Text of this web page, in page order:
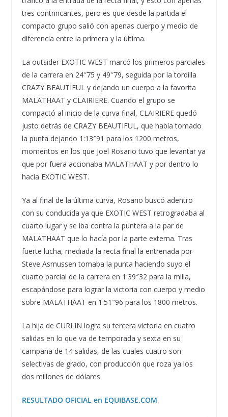
tres contrincantes, pero es que desde la partida el
compacto grupo salió con apenas cuerpo y medio de
diferencia entre la primera y la última.
La outsider EXOTIC WEST marcó los primeros parciales
de la carrera en 24″75 y 49″79, seguida por la tordilla
CRAZY BEAUTIFUL y dejando un cuerpo a la favorita
MALATHAAT y CLAIRIERE. Cuando el grupo se
compactó al inicio de la curva final, CLAIRIERE quedó
justo detrás de CRAZY BEAUTIFUL, que había tomado
la punta dejando 1:13″91 para los 1200 metros,
momentos en los que Joel Rosario tuvo que levantar ya
que por fuera accionaba MALATHAAT y por dentro lo
hacía EXOTIC WEST.
Ya al final de la última curva, Rosario buscó adentro
con su conducida ya que EXOTIC WEST retrogradaba al
cuarto lugar y se iba contra la puntera a la par de
MALATHAAT que lo hacía por la parte externa. Tras
fuerte lucha, mediada la recta final la entrenada por
Steve Asmussen tomaba la punta haciendo suyo el
cuarto parcial de la carrera en 1:39″32 para la milla,
escapándose para lograr la victoria con cuerpo y medio
sobre MALATHAAT en 1:51″96 para los 1800 metros.
La hija de CURLIN logra su tercera victoria en cuatro
salidas en lo que va de temporada y sexta en su
campaña de 14 salidas, de las cuales cuatro son
selectivas de grado, con producción que roza ya los
dos millones de dólares.
RESULTADO OFICIAL en EQUIBASE.COM